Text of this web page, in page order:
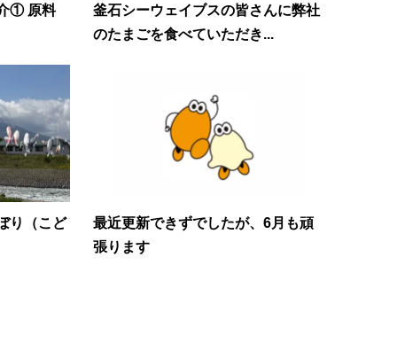
① 原料
釜石シーウェイブスの皆さんに弊社
のたまごを食べていただき...
り（こど
最近更新できずでしたが、6月も頑
張ります